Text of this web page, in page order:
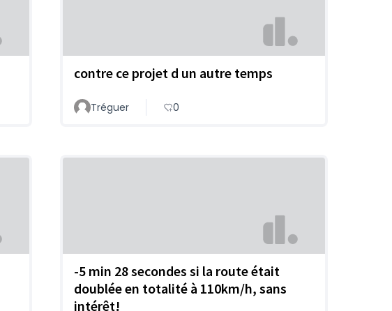
contre ce projet d un autre temps
Tréguer 0
-5 min 28 secondes si la route était
doublée en totalité à 110km/h, sans
intérêt!